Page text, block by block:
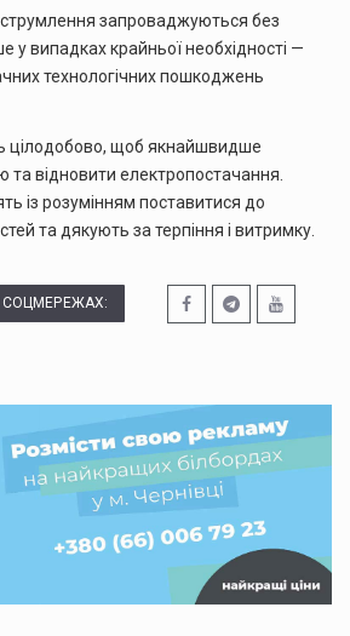
запроваджуються без
випадках крайньої необхідності —
технологічних пошкоджень
цілодобово, щоб якнайшвидше
та відновити електропостачання.
із розумінням поставитися до
та дякують за терпіння і витримку.
СОЦМЕРЕЖАХ: